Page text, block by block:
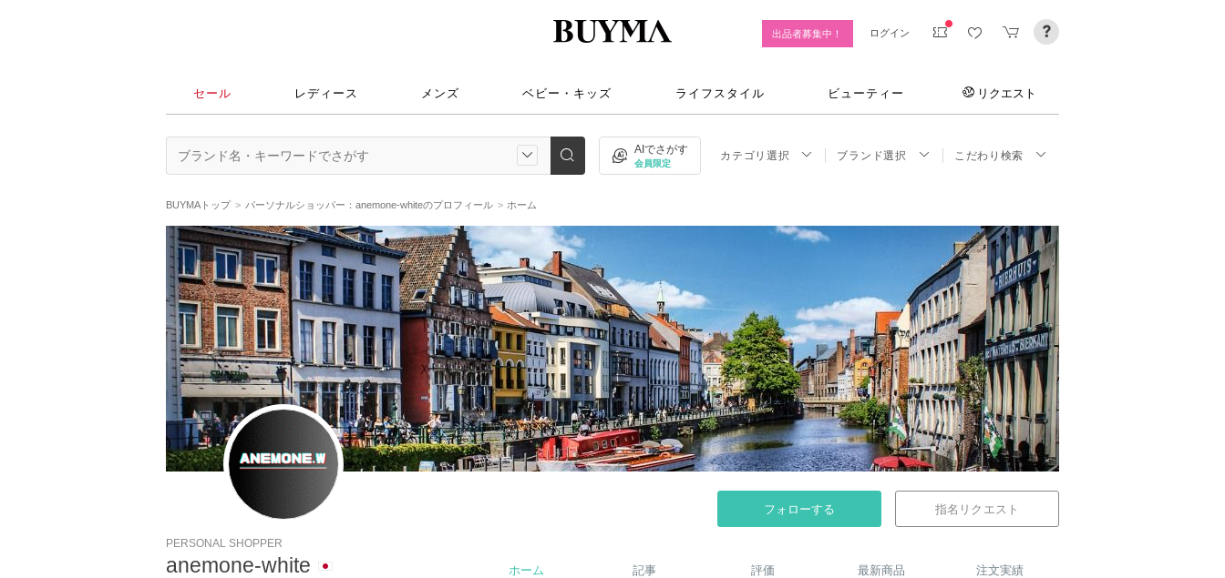
出品者募集中！ ログイン
セール レディース メンズ ベビー・キッズ ライフスタイル ビューティー リクエスト
AIでさがす
会員限定
カテゴリ選択 ブランド選択 こだわり検索
BUYMAトップ パーソナルショッパー：anemone-whiteのプロフィール ホーム
フォローする 指名リクエスト
PERSONAL SHOPPER
anemone-white ホーム 記事 評価 最新商品 注文実績